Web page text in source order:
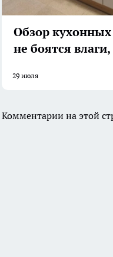
Обзор
не боятся
29 июля
Комментарии на этой